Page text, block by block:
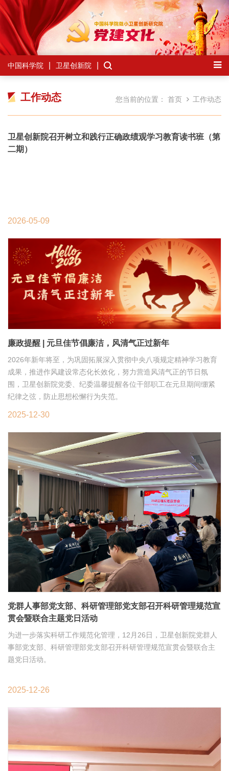
中国科学院 卫星创新院
工作动态 您当前的位置： 首页 工作动态
卫星创新院召开树立和践行正确政绩观学习教育读书班（第
二期）
2026-05-09
廉政提醒 | 元旦佳节倡廉洁，风清气正过新年
2026年新年将至，为巩固拓展深入贯彻中央八项规定精神学习教育
成果，推进作风建设常态化长效化，努力营造风清气正的节日氛
围，卫星创新院党委、纪委温馨提醒各位干部职工在元旦期间绷紧
纪律之弦，防止思想松懈行为失范。
2025-12-30
党群人事部党支部、科研管理部党支部召开科研管理规范宣
贯会暨联合主题党日活动
为进一步落实科研工作规范化管理，12月26日，卫星创新院党群人
事部党支部、科研管理部党支部召开科研管理规范宣贯会暨联合主
题党日活动。
2025-12-26